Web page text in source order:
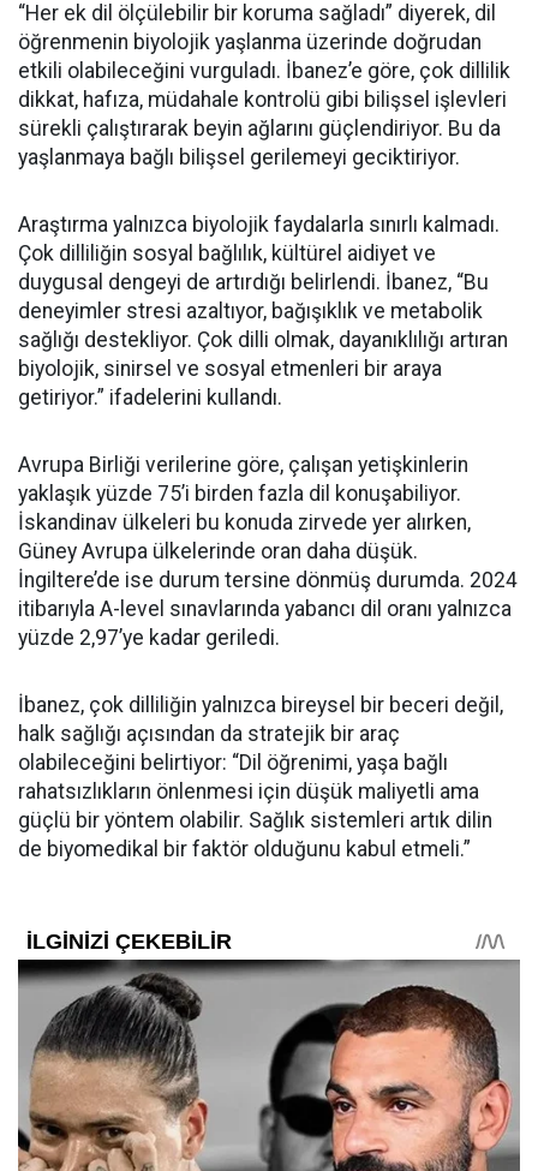
“Her ek dil ölçülebilir bir koruma sağladı” diyerek, dil
öğrenmenin biyolojik yaşlanma üzerinde doğrudan
etkili olabileceğini vurguladı. İbanez’e göre, çok dillilik
dikkat, hafıza, müdahale kontrolü gibi bilişsel işlevleri
sürekli çalıştırarak beyin ağlarını güçlendiriyor. Bu da
yaşlanmaya bağlı bilişsel gerilemeyi geciktiriyor.
Araştırma yalnızca biyolojik faydalarla sınırlı kalmadı.
Çok dilliliğin sosyal bağlılık, kültürel aidiyet ve
duygusal dengeyi de artırdığı belirlendi. İbanez, “Bu
deneyimler stresi azaltıyor, bağışıklık ve metabolik
sağlığı destekliyor. Çok dilli olmak, dayanıklılığı artıran
biyolojik, sinirsel ve sosyal etmenleri bir araya
getiriyor.” ifadelerini kullandı.
Avrupa Birliği verilerine göre, çalışan yetişkinlerin
yaklaşık yüzde 75’i birden fazla dil konuşabiliyor.
İskandinav ülkeleri bu konuda zirvede yer alırken,
Güney Avrupa ülkelerinde oran daha düşük.
İngiltere’de ise durum tersine dönmüş durumda. 2024
itibarıyla A-level sınavlarında yabancı dil oranı yalnızca
yüzde 2,97’ye kadar geriledi.
İbanez, çok dilliliğin yalnızca bireysel bir beceri değil,
halk sağlığı açısından da stratejik bir araç
olabileceğini belirtiyor: “Dil öğrenimi, yaşa bağlı
rahatsızlıkların önlenmesi için düşük maliyetli ama
güçlü bir yöntem olabilir. Sağlık sistemleri artık dilin
de biyomedikal bir faktör olduğunu kabul etmeli.”